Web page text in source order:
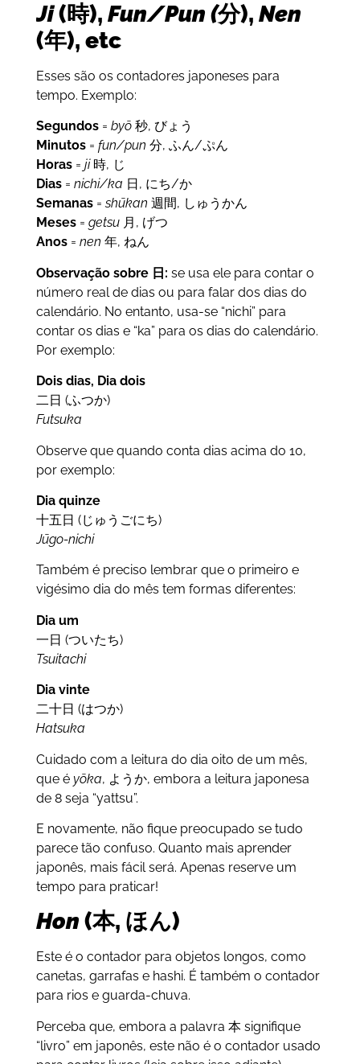
Ji(時), Fun/Pun (分), Nen
(年), etc
Esses são os contadores japoneses para
tempo. Exemplo:
Segundos = byō秒, びょう
Minutos= fun/pun 分, ふん/ぷん
Horas= ji時, じ
Dias= nichi/ka 日, にち/か
Semanas=shūkan 週間, しゅうかん
Meses= getsu月, げつ
Anos= nen 年, ねん
Observação sobre 日: se usa ele para contar o
número real de dias ou para falar dos dias do
calendário. No entanto, usa-se “nichi” para
contar os dias e “ka” para os dias do calendário.
Por exemplo:
Dois dias, Dia dois
二日 (ふつか)
Futsuka
Observe que quando conta dias acima do 10,
por exemplo:
Dia quinze
十五日 (じゅうごにち)
Jūgo-nichi
Também é preciso lembrar que o primeiro e
vigésimo dia do mês tem formas diferentes:
Dia um
一日 (ついたち)
Tsuitachi
Dia vinte
二十日 (はつか)
Hatsuka
Cuidado com a leitura do dia oito de um mês,
que é yōka, ようか, embora a leitura japonesa
de 8 seja “yattsu”.
E novamente, não fique preocupado se tudo
parece tão confuso. Quanto mais aprender
japonês, mais fácil será. Apenas reserve um
tempo para praticar!
Hon (本, ほん)
Este é o contador para objetos longos, como
canetas, garrafas e hashi. É também o contador
para rios e guarda-chuva.
Perceba que, embora a palavra 本 signifique
“livro” em japonês, este não é o contador usado